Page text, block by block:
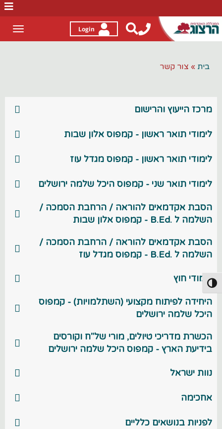
הפעל/כבה ניגודיות גבוהה
לתוכן
Login
בית » צור קשר
מרכז הייעוץ והרישום
לימודי תואר ראשון - קמפוס אלון שבות
לימודי תואר ראשון - קמפוס מגדל עוז
לימודי תואר שני - קמפוס היכל שלמה ירושלים
הסבת אקדמאים להוראה / הרחבת הסמכה /
השלמה ל .B.Ed - קמפוס אלון שבות
הסבת אקדמאים להוראה / הרחבת הסמכה /
השלמה ל .B.Ed - קמפוס מגדל עוז
לימודי חוץ
היחידה לפיתוח מקצועי (השתלמויות) - קמפוס
היכל שלמה ירושלים
הכשרת מדריכי טיולים, מורי של"ח וקורסים
בידיעת הארץ - קמפוס היכל שלמה ירושלים
נוות ישראל
אחכימה
לפניות בנושאים כלליים